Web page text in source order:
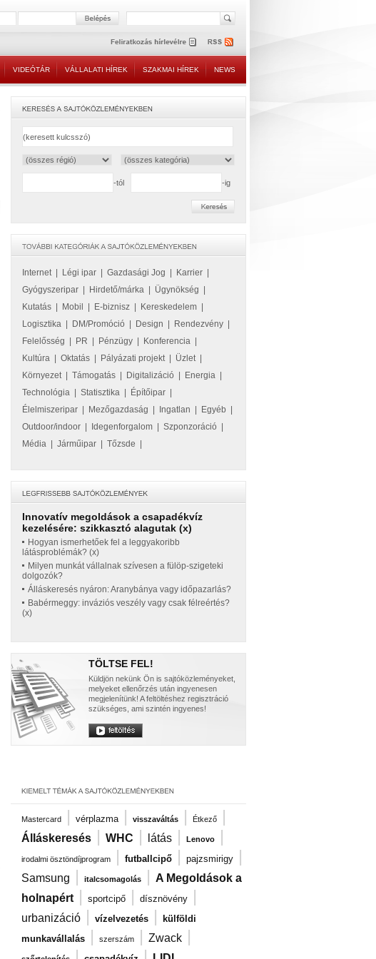
VIDEÓTÁR VÁLLALATI HÍREK SZAKMAI HÍREK NEWS
-tól -ig
Internet| Légi ipar Gazdasági Jog Karrier
Gyógyszeripar
Hirdető/márka Ügynökség
Kutatás
Mobil E-biznisz Kereskedelem
Logisztika
DM/Promóció Design Rendezvény
Felelősség
PR Pénzügy Konferencia
Kultúra
Oktatás Pályázati projekt| Üzlet|
Környezet| Támogatás Digitalizáció Energia
Technológia
Statisztika Építőipar
Élelmiszeripar
Mezőgazdaság Ingatlan Egyéb
Outdoor/indoor
Idegenforgalom Szponzoráció
Média
Járműipar Tőzsde
Innovatív megoldások a csapadékvíz
kezelésére: szikkasztó alagutak (x)
Hogyan ismerhetőek fel a leggyakoribb
látásproblémák? (x)
Milyen munkát vállalnak szívesen a fülöp-szigeteki
dolgozók?
Álláskeresés nyáron: Aranybánya vagy időpazarlás?
Babérmeggy: inváziós veszély vagy csak félreértés?
(x)
TÖLTSE FEL!
Küldjön nekünk Ön is sajtóközleményeket,
melyeket ellenőrzés után ingyenesen
megjelenítünk! A feltöltéshez regisztráció
szükséges, ami szintén ingyenes!
Mastercard | vérplazma | visszaváltás | Étkező |
Álláskeresés | WHC | látás | Lenovo |
irodalmi ösztöndíjprogram | futballcipő | pajzsmirigy |
Samsung | italcsomagolás | A Megoldások a
holnapért | sportcipő | dísznövény |
urbanizáció | vízelvezetés |
külföldi
munkavállalás | szerszám | Zwack |